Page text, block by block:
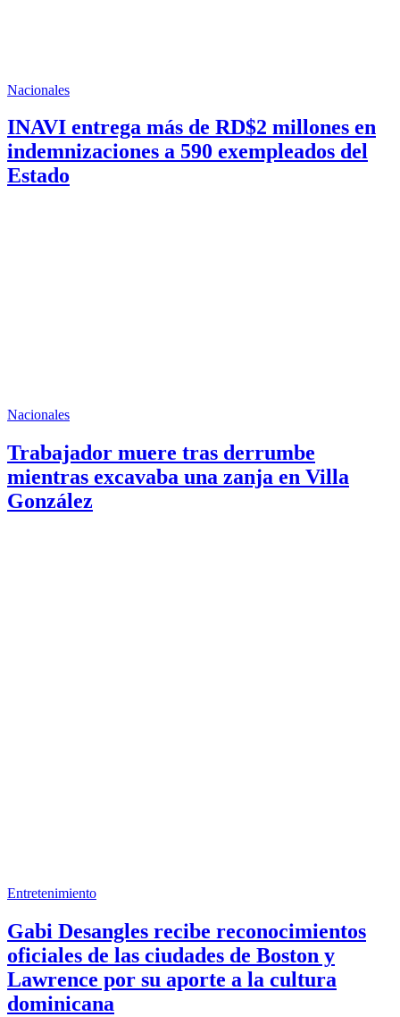
Nacionales
INAVI entrega más de RD$2 millones en
indemnizaciones a 590 exempleados del
Estado
Nacionales
Trabajador muere tras derrumbe
mientras excavaba una zanja en Villa
González
Entretenimiento
Gabi Desangles recibe reconocimientos
oficiales de las ciudades de Boston y
Lawrence por su aporte a la cultura
dominicana